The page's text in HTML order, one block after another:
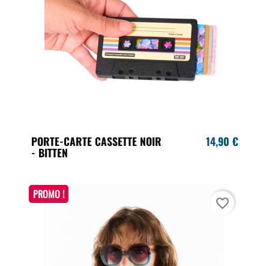
PORTE-CARTE CASSETTE NOIR
- BITTEN
14,90 €
PROMO !
favorite_border